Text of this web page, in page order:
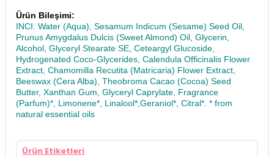
Ürün Bileşimi:
INCI: Water (Aqua), Sesamum Indicum (Sesame) Seed Oil,
Prunus Amygdalus Dulcis (Sweet Almond) Oil, Glycerin,
Alcohol, Glyceryl Stearate SE, Ceteargyl Glucoside,
Hydrogenated Coco-Glycerides, Calendula Officinalis Flower
Extract, Chamomilla Recutita (Matricaria) Flower Extract,
Beeswax (Cera Alba), Theobroma Cacao (Cocoa) Seed
Butter, Xanthan Gum, Glyceryl Caprylate, Fragrance
(Parfum)*, Limonene*, Linalool*,Geraniol*, Citral*. * from
natural essential oils
Ürün Etiketleri